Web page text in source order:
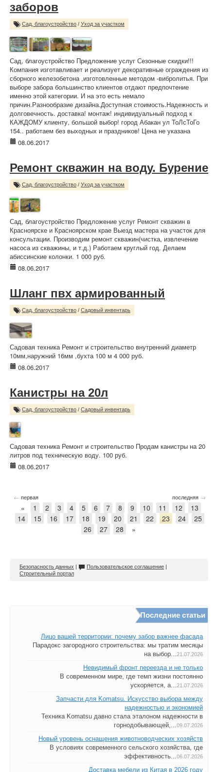
заборов
Сад, благоустройство / Уход за участком
Сад, благоустройство Предложение услуг Сезонные скидки!!!
Компания изготавливает и реализует декоративные ограждения из
сборного железобетона ,изготовленные методом -вибролитья. При
выборе забора большинство клиентов отдают предпочтение
именно этой категории. И на это есть немало
причин.Разнообразие дизайна.Доступная стоимость.Надежность и
долговечность. доставка! монтаж! индивидуальный подход к
КАЖДОМУ клиенту, большой выбор! город Абакан ул ТоЛсТоГо
154.. работаем без выходных и праздников! Цена не указана
08.06.2017
Ремонт скважин на воду. Бурение
Сад, благоустройство / Уход за участком
Сад, благоустройство Предложение услуг Ремонт скважин в
Красноярске и Красноярском крае Выезд мастера на участок для
консультации. Производим ремонт скважин(чистка, извлечение
насоса из скважины, и т.д.) Работаем круглый год. Делаем
абиссинские колонки. 1 000 руб.
08.06.2017
Шланг пвх армированный
Сад, благоустройство / Садовый инвентарь
Садовая техника Ремонт и строительство внутренний диаметр
10мм,наружний 16мм ,бухта 100 м 4 000 руб.
08.06.2017
Канистры на 20л
Сад, благоустройство / Садовый инвентарь
Садовая техника Ремонт и строительство Продам канистры на 20
литров под техническую воду. 100 руб.
08.06.2017
← первая последняя →
« 1 2 3 4 5 6 7 8 9 10 11 12
13
14
15 16 17 18 19 20 21 22 23 24
25
26
27 28 »
Безопасность данных | Пользовательское соглашение |
Строительный портал
Последние статьи
Лицо вашей территории: почему забор важнее фасада
Парадокс загородного строительства: мы тратим месяцы
на выбор...21.07.2026
Невидимый фронт переезда и не только
В современном мире, где темп жизни постоянно
ускоряется, а...21.07.2026
Запчасти для Komatsu. Искусство выбора между
надежностью и экономией
Техника Komatsu давно стала эталоном надежности в
горнодобывающей,...09.07.2026
Новый уровень оснащения животноводческих хозяйств
В условиях современного сельского хозяйства, где
эффективность...06.07.2026
Доставка мебели из Китая в 2026 году